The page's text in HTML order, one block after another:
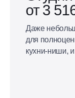
от 3
Даже
для
кухни-ниши,